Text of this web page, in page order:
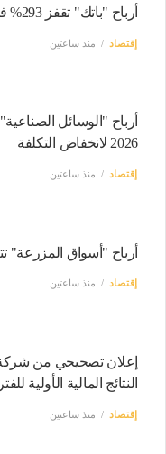
أرباح "باتك" تقفز 293% في الربع الثاني من 2026
إقتصاد منذ ساعتين
2026 لانخفاض التكلفة
إقتصاد منذ ساعتين
أرباح "أسواق المزرعة" تتراجع 16% بالربع
إقتصاد منذ ساعتين
إعلان تصحيحي من
النتائج المالية الأولية للفترة
إقتصاد منذ ساعتين